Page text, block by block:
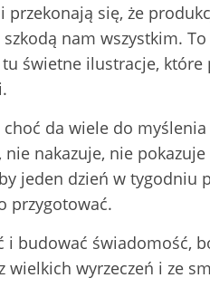
się, że
nam wszystkim.
świetne ilustracje, które
da wiele do myślenia
nie nakazuje, nie
jeden dzień w tygodniu
przygotować.
budować świadomość,
wielkich wyrzeczeń i ze